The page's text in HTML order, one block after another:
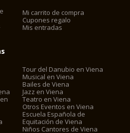
Mi carrito de compra
Cupones regalo
Mis entradas
Tour del Danubio en Viena
Musical en Viena
Bailes de Viena
Jazz en Viena
Teatro en Viena
Otros Eventos en Viena
Escuela Española de
Equitación de Viena
Niños Cantores de Viena